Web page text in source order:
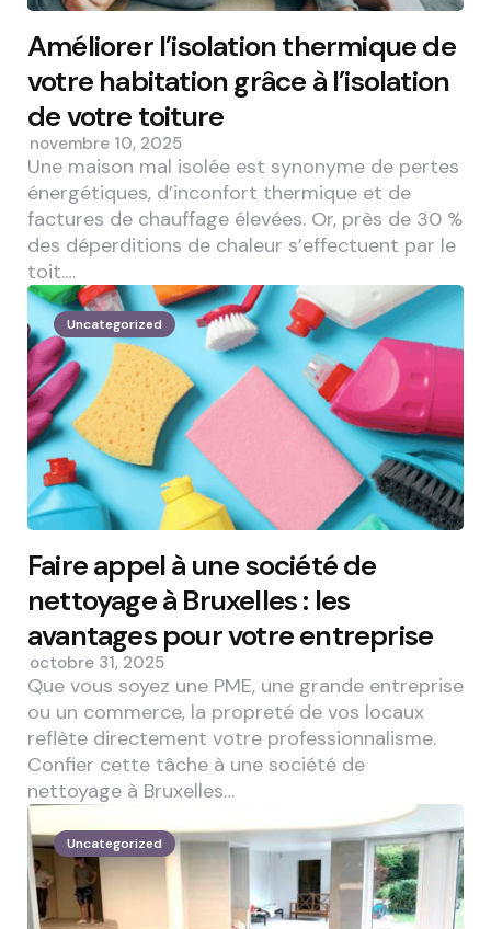
Améliorer l’isolation thermique de
votre habitation grâce à l’isolation
de votre toiture
novembre 10, 2025
Une maison mal isolée est synonyme de pertes
énergétiques, d’inconfort thermique et de
factures de chauffage élevées. Or, près de 30 %
des déperditions de chaleur s’effectuent par le
toit.…
Uncategorized
Faire appel à une société de
nettoyage à Bruxelles : les
avantages pour votre entreprise
octobre 31, 2025
Que vous soyez une PME, une grande entreprise
ou un commerce, la propreté de vos locaux
reflète directement votre professionnalisme.
Confier cette tâche à une société de
nettoyage à Bruxelles…
Uncategorized